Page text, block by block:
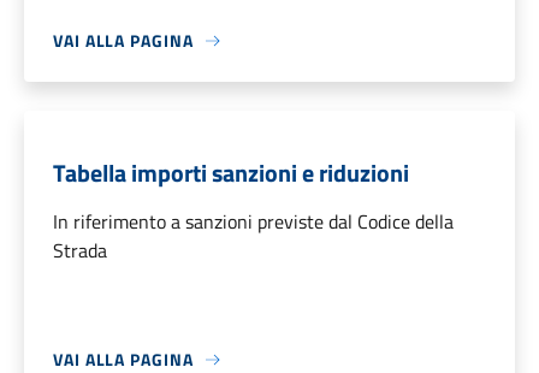
VAI ALLA PAGINA
Tabella importi sanzioni e riduzioni
In riferimento a sanzioni previste dal Codice della
Strada
VAI ALLA PAGINA